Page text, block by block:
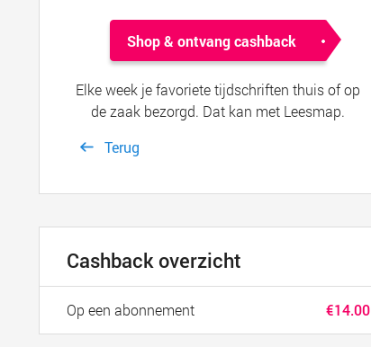
Shop & ontvang cashback
Elke week je favoriete tijdschriften thuis of op
de zaak bezorgd. Dat kan met Leesmap.
Terug
Cashback overzicht
€14.00
Op een abonnement